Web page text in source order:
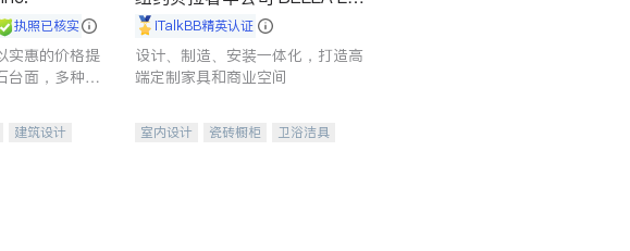
执照已核实
实惠的价格提
台面，多种优
择。
建筑设计
E iTalkBB精英认证
设计、制造、安装一体化，打造高
端定制家具和商业空间
室内设计 瓷砖橱柜
卫浴洁具